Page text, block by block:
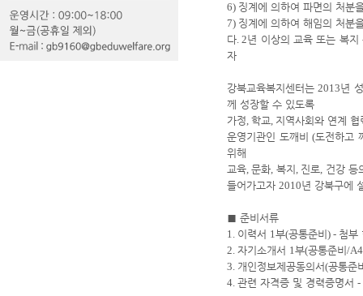
6) 징계에 의하여 파면의 처분
7) 징계에 의하여 해임의 처분
다. 2년 이상의 교육 또는 복
자
강북교육복지센터는2013년
께 성장할 수 있도록
가정, 학교, 지역사회와 연계
운영기관인 도깨비(도전하고
위해
교육,문화, 복지 , 진로, 건강 등
들어가고자 2010년 강북구에
■ 준비서류
1. 이력서 1부(공통준비 ) - 첨부
2. 자기소개서 1부(공통준비 /
3. 개인정보제공동의서(공통준
4. 관련 자격증 및 경력증명서 -